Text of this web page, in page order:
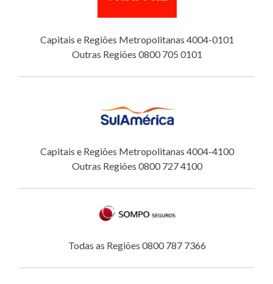
Capitais e Regiões Metropolitanas 4004-0101
Outras Regiões 0800 705 0101
Capitais e Regiões Metropolitanas 4004-4100
Outras Regiões 0800 727 4100
Todas as Regiões 0800 787 7366